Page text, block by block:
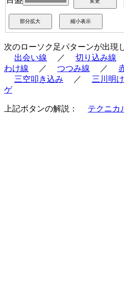
次のローソク足パターンが出現
出会い線
／ 切り込み線
わけ線
／ つつみ線 ／
三空叩き込み
／ 三川明
ゲ
上記ボタンの解説： テクニカ